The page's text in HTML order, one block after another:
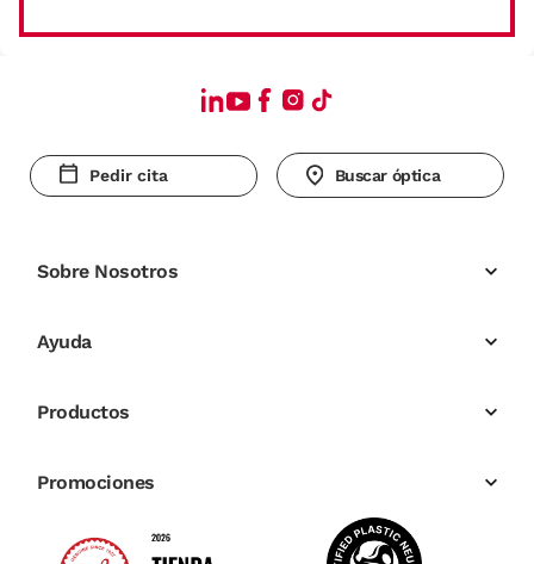
Pedir cita Buscar óptica
Sobre Nosotros
Ayuda
Productos
Promociones